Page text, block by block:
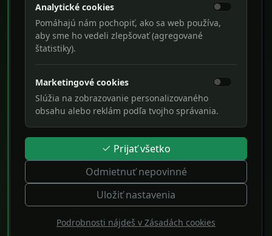
AI asistenti &
Navrhujeme a implementujeme AI
asistentov, ktorí odpovedajú na otázky,
uľahčujú komunikáciu so zákazníkmi a
automatizujú opakujúce sa úlohy. Od
prvého nápadu až po reálne nasadenie
do praxe nastavíme riešenie tak, aby
šetrilo čas, minimalizovalo rutinu a
prinášalo reálnu pridanú hodnotu.
Analytické cookies
Pomáhajú nám pochopiť, ako sa web používa,
aby sme ho vedeli zlepšovať (agregované
štatistiky).
Marketingové cookies
Slúžia na zobrazovanie personalizovaného
obsahu alebo reklám podľa tvojho správania.
Prijať všetko
Odmietnuť nepovinné
Uložiť nastavenia
Podrobnosti nájdeš v Zásadách cookies